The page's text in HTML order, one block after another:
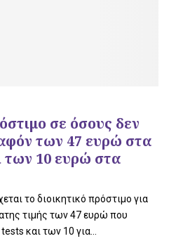
σε όσους δεν
των 47 ευρώ στα
των 10 ευρώ στα
το διοικητικό πρόστιμο για
τιμής των 47 ευρώ που
και των 10 για...